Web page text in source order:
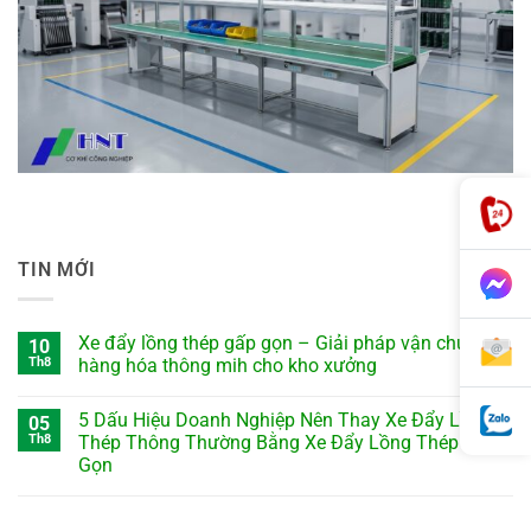
TIN MỚI
10
Th8
Xe đẩy lồng thép gấp gọn – Giải pháp vận chuyển
hàng hóa thông mih cho kho xưởng
05
Th8
5 Dấu Hiệu Doanh Nghiệp Nên Thay Xe Đẩy Lồng
Thép Thông Thường Bằng Xe Đẩy Lồng Thép Gấp
Gọn